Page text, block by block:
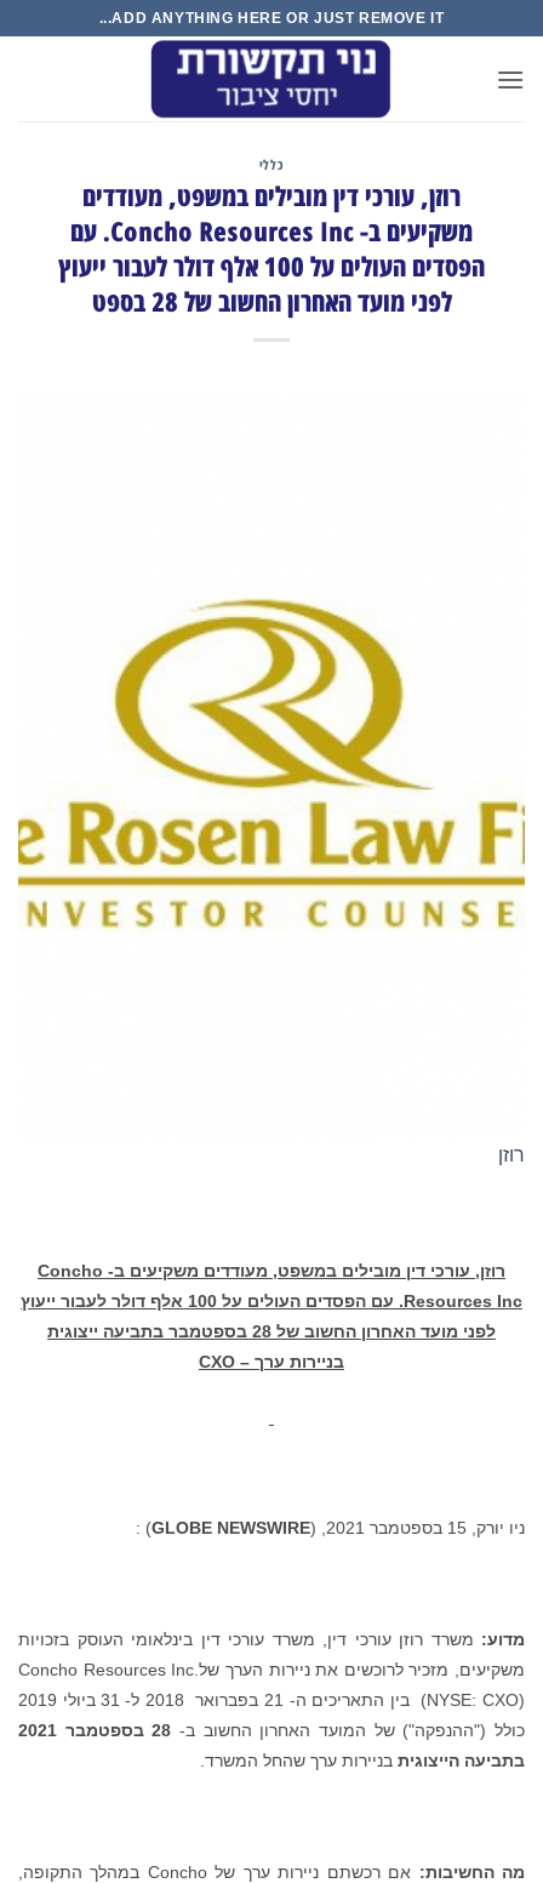
content
ADD ANYTHING HERE OR JUST REMOVE IT...
כללי
רוזן, עורכי דין מובילים במשפט, מעודדים
משקיעים ב- Concho Resources Inc. עם
הפסדים העולים על 100 אלף דולר לעבור ייעוץ
לפני מועד האחרון החשוב של 28 בספט
רוזן
רוזן, עורכי דין מובילים במשפט, מעודדים משקיעים ב- Concho
Resources Inc.
עם
הפסדים העולים על 100 אלף דולר לעבור ייעוץ
לפני מועד האחרון החשוב של 28 בספטמבר בתביעה ייצוגית
בניירות ערך – CXO
ניו יורק, 15 בספטמבר 2021, ( GLOBE NEWSWIRE
) :
מדוע: משרד רוזן עורכי דין, משרד עורכי דין בינלאומי העוסק בזכויות
משקיעים, מזכיר לרוכשים את ניירות הערך שלConcho Resources Inc.
(NYSE: CXO) בין התאריכים ה- 21 בפברואר 2018 ל- 31 ביולי 2019
כולל ("ההנפקה") של המועד האחרון החשוב ב- 28 בספטמבר
בתביעה הייצוגית בניירות ערך שהחל המשרד.
מה החשיבות:
אם רכשתם ניירות ערך של Concho במהלך התקופה,